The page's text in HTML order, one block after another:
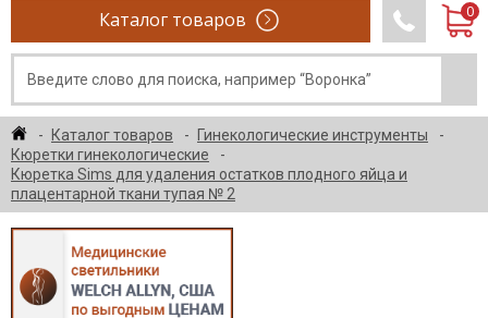
Каталог товаров
Каталог товаров
Гинекологические инструменты
Кюретки гинекологические
Кюретка Sims для удаления остатков плодного яйца и
плацентарной ткани тупая № 2